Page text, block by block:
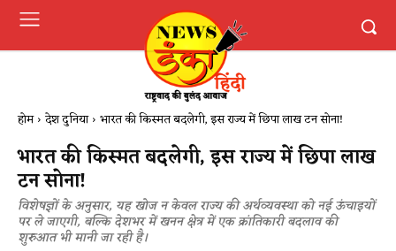
होम देश दुनिया भारत की किस्मत बदलेगी, इस राज्य में छिपा लाख टन सोना!
भारत की किस्मत बदलेगी, इस राज्य में छिपा लाख
टन सोना!
विशेषज्ञों के अनुसार, यह खोज न केवल राज्य की अर्थव्यवस्था को नई ऊंचाइयों
पर ले जाएगी, बल्कि देशभर में खनन क्षेत्र में एक क्रांतिकारी बदलाव की
शुरुआत भी मानी जा रही है।